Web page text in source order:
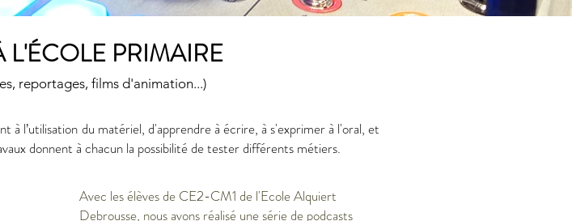
L'ÉCOLE PRIMAIRE
reportages, films d'animation...)
à l’utilisation du matériel, d'apprendre à écrire, à s'exprimer à l'oral, et
donnent à chacun la possibilité de tester différents métiers.
Avec les élèves de CE2-CM1 de l'Ecole Alquiert
Debrousse, nous avons réalisé une série de podcasts